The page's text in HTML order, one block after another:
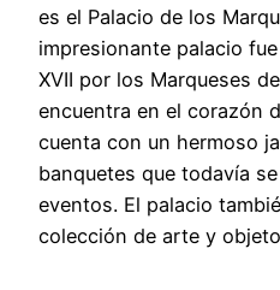
es el Palacio de los
impresionante palacio
XVII por los Marqueses
encuentra en el corazón
cuenta con un hermoso
banquetes que todavía
eventos. El palacio
colección de arte y